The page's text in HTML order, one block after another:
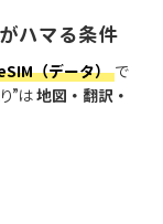
ハマる条件
（データ） で
”は地図・翻訳・